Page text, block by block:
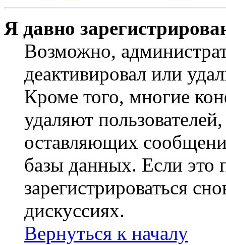
Я давно
Возможно,
деактивировал или
Кроме того, многие
удаляют
оставляющих
базы данных. Если это
зарегистрироваться
дискуссиях.
Вернуться к началу